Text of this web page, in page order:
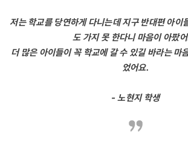
저는 학교를 당연하게 다니는데 지구 반대편 아이
도 가지 못 한다니 마음이 아팠
더 많은 아이들이 꼭 학교에 갈 수 있길 바라는 마
었어요.
- 노현지 학생